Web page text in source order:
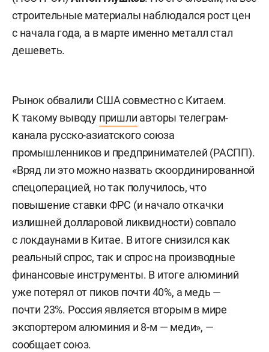
строительные материалы наблюдался рост цен
с начала года, а в марте именно металл стал
дешеветь.
Рынок обвалили США совместно с Китаем.
К такому выводу пришли авторы телеграм-
канала русско-азиатского союза
промышленников и предпринимателей (РАСПП).
«Вряд ли это можно назвать скоординированной
спецоперацией, но так получилось, что
повышение ставки ФРС (и начало откачки
излишней долларовой ликвидности) совпало
с локдаунами в Китае. В итоге снизился как
реальный спрос, так и спрос на производные
финансовые инструменты. В итоге алюминий
уже потерял от пиков почти 40%, а медь —
почти 23%. Россия является вторым в мире
экспортером алюминия и 8-м — меди», —
сообщает союз.